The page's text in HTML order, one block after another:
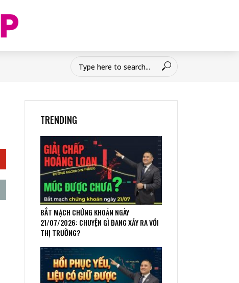
TRENDING
BẮT MẠCH CHỨNG KHOÁN NGÀY
21/07/2026: CHUYỆN GÌ ĐANG XẢY RA VỚI
THỊ TRƯỜNG?